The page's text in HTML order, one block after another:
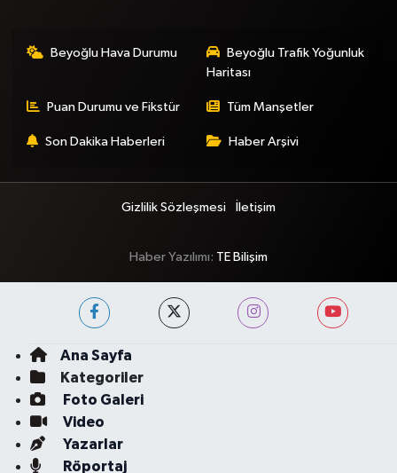
Beyoğlu Hava Durumu
Beyoğlu Trafik Yoğunluk
Haritası
Puan Durumu ve Fikstür Tüm Manşetler
Son Dakika Haberleri Haber Arşivi
Gizlilik Sözleşmesi İletişim
Haber Yazılımı: TE Bilişim
Ana Sayfa
Kategoriler
Foto Galeri
Video
Yazarlar
Röportaj